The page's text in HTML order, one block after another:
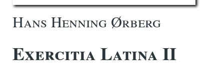
Hans Henning Ørberg
Exercitia Latina II